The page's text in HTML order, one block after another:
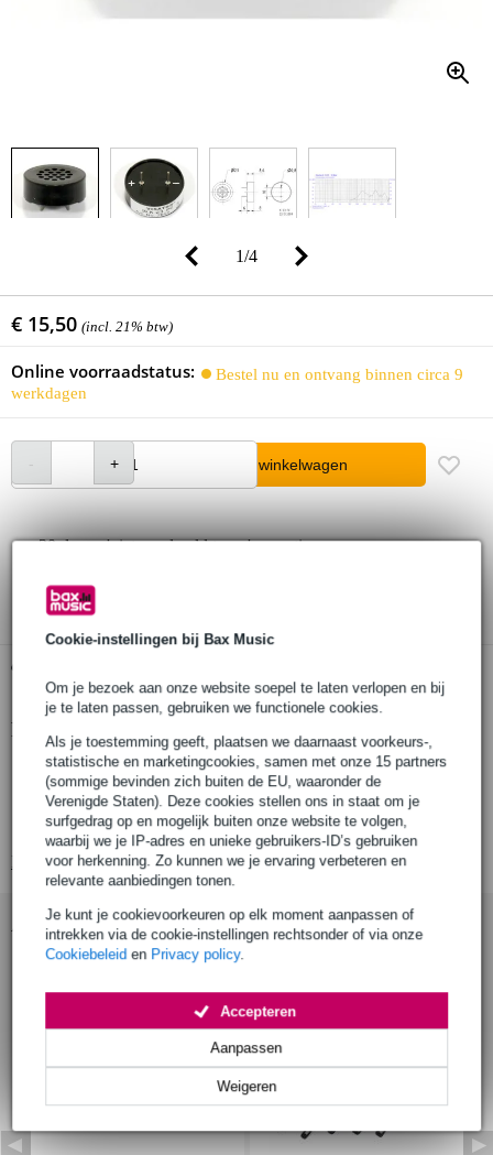
Cookie-instellingen bij Bax Music
Om je bezoek aan onze website soepel te laten verlopen en bij
je te laten passen, gebruiken we functionele cookies.
Als je toestemming geeft, plaatsen we daarnaast voorkeurs-,
statistische en marketingcookies, samen met onze 15 partners
(sommige bevinden zich buiten de EU, waaronder de
Verenigde Staten). Deze cookies stellen ons in staat om je
surfgedrag op en mogelijk buiten onze website te volgen,
waarbij we je IP-adres en unieke gebruikers-ID’s gebruiken
voor herkenning. Zo kunnen we je ervaring verbeteren en
relevante aanbiedingen tonen.
Je kunt je cookievoorkeuren op elk moment aanpassen of
intrekken via de cookie-instellingen rechtsonder of via onze
Cookiebeleid en Privacy policy.
Weigeren
Aanpassen
Accepteren
1/4
€ 15,50 (incl. 21% btw)
Online voorraadstatus:
Bestel nu en ontvang binnen circa 9
werkdagen
In winkelwagen
30 dagen 'niet goed geld terug' garantie
3 jaar Bax Music garantie
Productinformatie
type: K 23 PC
nominale diameter: 2.3 cm (0.9 inch)
rms vermogen: 0.2 W
Bekijk alle productspecificaties
Accessoires (7)